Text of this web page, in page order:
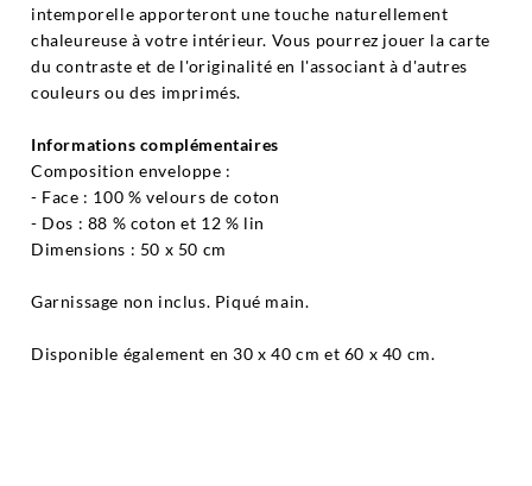
intemporelle apporteront une touche naturellement
chaleureuse à votre intérieur. Vous pourrez jouer la carte
du contraste et de l'originalité en l'associant à d'autres
couleurs ou des imprimés.
Informations complémentaires
Composition enveloppe :
- Face : 100 % velours de coton
- Dos : 88 % coton et 12 % lin
Dimensions : 50 x 50 cm
Garnissage non inclus. Piqué main.
Disponible également en 30 x 40 cm et 60 x 40 cm.